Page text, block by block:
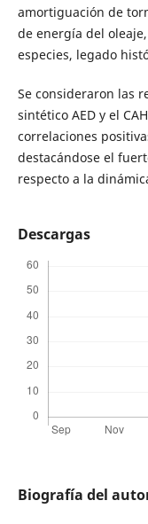
amortiguación de
de energía del
especies, legado
Se consideraron las
sintético AED y el
correlaciones
destacándose el
respecto a la
Descargas
Biografía del